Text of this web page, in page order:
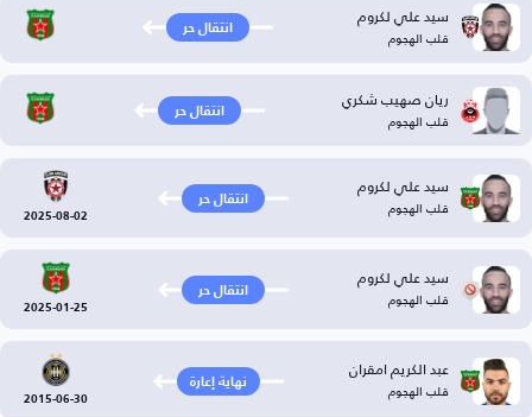
سيد علي لكروم
قلب الهجوم انتقال حر
ريان صهيب شكري
قلب الهجوم انتقال حر
سيد علي لكروم
قلب الهجوم انتقال حر
2025-08-02
سيد علي لكروم
قلب الهجوم انتقال حر
2025-01-25
عبد الكريم امقران
قلب الهجوم نهاية إعارة
2015-06-30